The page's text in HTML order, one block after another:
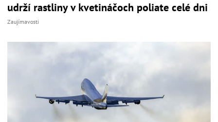
udrží rastliny v kvetináčoch poliate celé dni
Zaujímavosti